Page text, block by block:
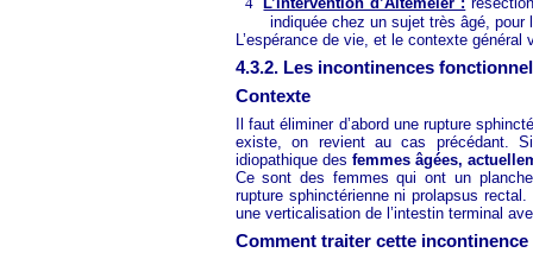
indiquée chez un sujet très âgé, pour
L’espérance de vie, et le contexte
4.3.2. Les incontinences
Contexte
Il faut éliminer d’abord une rupture
existe, on revient au cas précédant.
idiopathique des femmes âgées,
Ce sont des femmes qui ont un
rupture sphinctérienne ni prolapsus
une verticalisation de l’intestin terminal
Comment traiter cette incontinence